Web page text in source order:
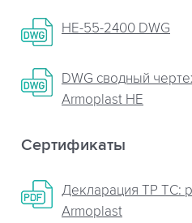
НЕ-55-2400 DWG
DWG сводный
Armoplast HE
Сертификаты
Декларация ТР ТС:
Armoplast